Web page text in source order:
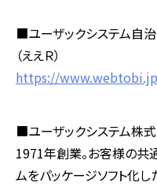
■ユーザックシステム自
（ええＲ）
https://
■ユーザックシステム株
1971年創業。お客様の共
ムをパッケージソフト化し